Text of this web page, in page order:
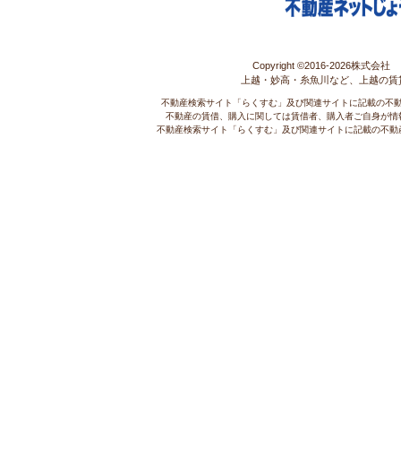
Copyright ©2016-2026株式会社
上越・妙高・糸魚川など、上越の
不動産検索サイト「らくすむ」及び関連サイトに記載の不
不動産の賃借、購入に関しては賃借者、購入者ご自身が
不動産検索サイト「らくすむ」及び関連サイトに記載の不